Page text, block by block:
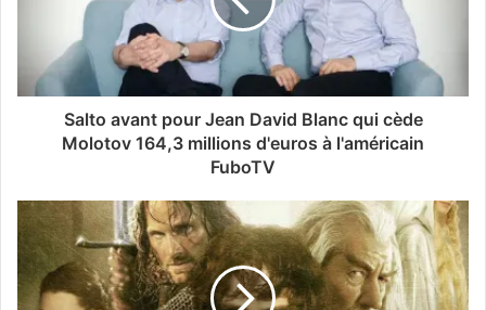
Salto avant pour Jean David Blanc qui cède
Molotov 164,3 millions d'euros à l'américain
FuboTV